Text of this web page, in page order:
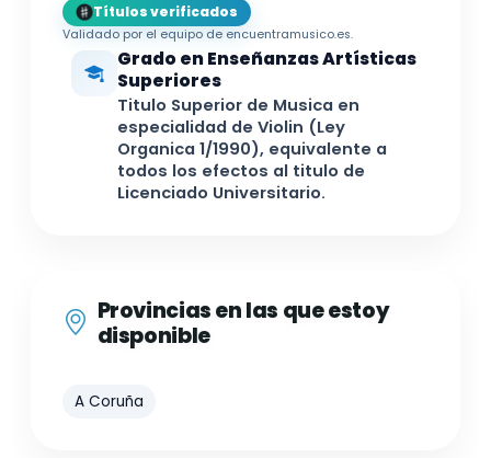
Títulos verificados
Validado por el equipo de encuentramusico.es.
Grado en Enseñanzas Artísticas
Superiores
Titulo Superior de Musica en
especialidad de Violin (Ley
Organica 1/1990), equivalente a
todos los efectos al titulo de
Licenciado Universitario.
Provincias en las que estoy
disponible
A Coruña